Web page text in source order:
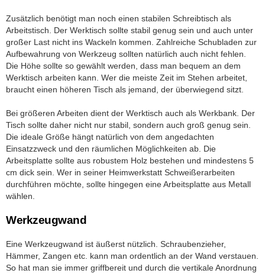
Zusätzlich benötigt man noch einen stabilen Schreibtisch als
Arbeitstisch. Der Werktisch sollte stabil genug sein und auch unter
großer Last nicht ins Wackeln kommen. Zahlreiche Schubladen zur
Aufbewahrung von Werkzeug sollten natürlich auch nicht fehlen.
Die Höhe sollte so gewählt werden, dass man bequem an dem
Werktisch arbeiten kann. Wer die meiste Zeit im Stehen arbeitet,
braucht einen höheren Tisch als jemand, der überwiegend sitzt.
Bei größeren Arbeiten dient der Werktisch auch als Werkbank. Der
Tisch sollte daher nicht nur stabil, sondern auch groß genug sein.
Die ideale Größe hängt natürlich von dem angedachten
Einsatzzweck und den räumlichen Möglichkeiten ab. Die
Arbeitsplatte sollte aus robustem Holz bestehen und mindestens 5
cm dick sein. Wer in seiner Heimwerkstatt Schweißerarbeiten
durchführen möchte, sollte hingegen eine Arbeitsplatte aus Metall
wählen.
Werkzeugwand
Eine Werkzeugwand ist äußerst nützlich. Schraubenzieher,
Hämmer, Zangen etc. kann man ordentlich an der Wand verstauen.
So hat man sie immer griffbereit und durch die vertikale Anordnung